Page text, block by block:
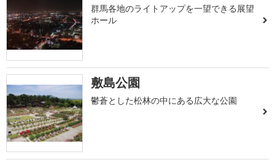
群馬各地のライトアップを一望できる展望
ホール
敷島公園
鬱蒼とした松林の中にある広大な公園